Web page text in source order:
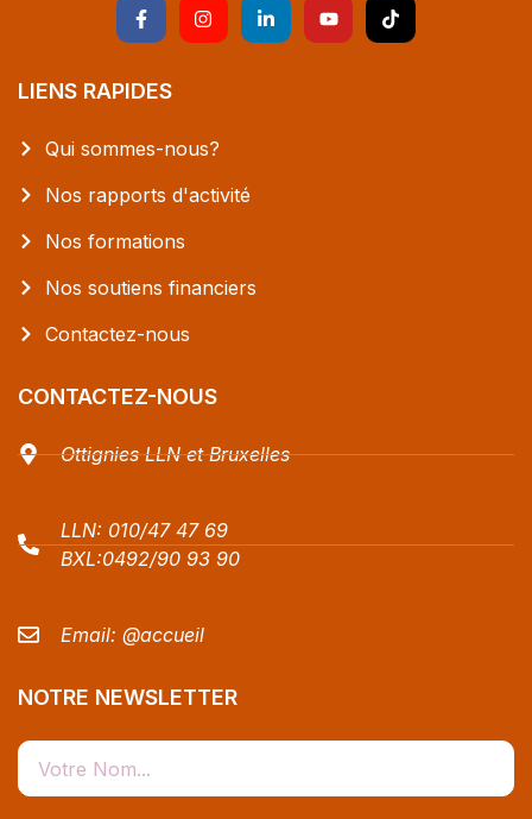
LIENS RAPIDES
Qui sommes-nous?
Nos rapports d'activité
Nos formations
Nos soutiens financiers
Contactez-nous
CONTACTEZ-NOUS
Ottignies LLN et Bruxelles
LLN: 010/47 47 69
BXL:0492/90 93 90
Email: @accueil
NOTRE NEWSLETTER